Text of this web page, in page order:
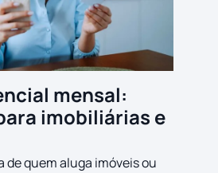
mensal:
imobiliárias e
de quem aluga imóveis ou